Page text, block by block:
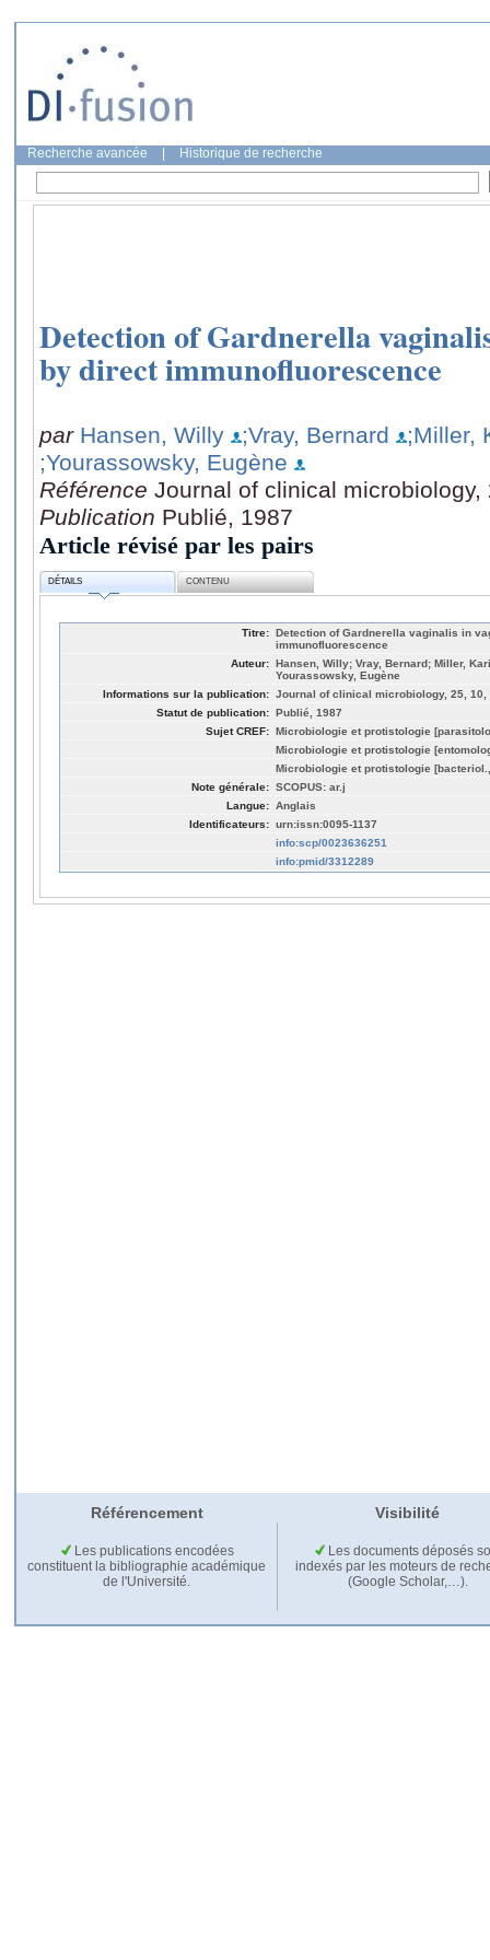
Recherche avancée Historique de recherche
Detection of Gardnerella
by direct immunofluorescence
par Hansen, Willy ;Vray, Bernard
;Miller,
;Yourassowsky, Eugène
Référence Journal of clinical
Publication Publié, 1987
Article révisé par les pairs
DÉTAILS CONTENU
Titre: Detection of Gardnerella vaginalis in
immunofluorescence
Auteur: Hansen, Willy; Vray, Bernard; Miller,
Yourassowsky, Eugène
Informations sur la publication: Journal of clinical microbiology, 25, 10,
Statut de publication: Publié, 1987
Sujet CREF: Microbiologie et protistologie
Microbiologie et protistologie
Microbiologie et protistologie
Note générale: SCOPUS: ar.j
Langue: Anglais
Identificateurs: urn:issn:0095-1137
info:scp/0023636251
info:pmid/3312289
Référencement Visibilité
Les publications encodées
constituent la bibliographie académique
de l'Université.
Les documents déposés
indexés par les moteurs de
(Google Scholar,…).